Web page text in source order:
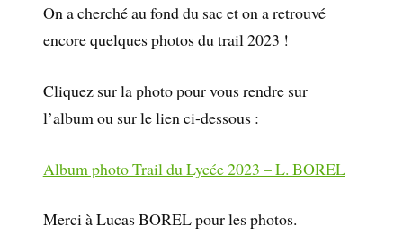
On a cherché au fond du sac et on a retrouvé
encore quelques photos du trail 2023 !
Cliquez sur la photo pour vous rendre sur
l’album ou sur le lien ci-dessous :
Album photo Trail du Lycée 2023 – L. BOREL
Merci à Lucas BOREL pour les photos.